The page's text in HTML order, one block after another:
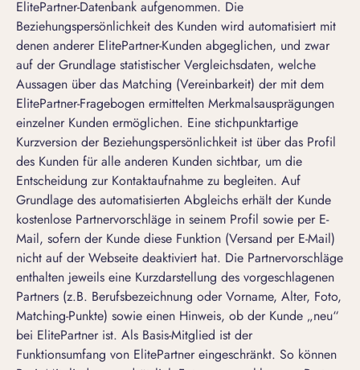
ElitePartner-Datenbank aufgenommen. Die
Beziehungspersönlichkeit des Kunden wird automatisiert mit
denen anderer ElitePartner-Kunden abgeglichen, und zwar
auf der Grundlage statistischer Vergleichsdaten, welche
Aussagen über das Matching (Vereinbarkeit) der mit dem
ElitePartner-Fragebogen ermittelten Merkmalsausprägungen
einzelner Kunden ermöglichen. Eine stichpunktartige
Kurzversion der Beziehungspersönlichkeit ist über das Profil
des Kunden für alle anderen Kunden sichtbar, um die
Entscheidung zur Kontaktaufnahme zu begleiten. Auf
Grundlage des automatisierten Abgleichs erhält der Kunde
kostenlose Partnervorschläge in seinem Profil sowie per E-
Mail, sofern der Kunde diese Funktion (Versand per E-Mail)
nicht auf der Webseite deaktiviert hat. Die Partnervorschläge
enthalten jeweils eine Kurzdarstellung des vorgeschlagenen
Partners (z.B. Berufsbezeichnung oder Vorname, Alter, Foto,
Matching-Punkte) sowie einen Hinweis, ob der Kunde „neu“
bei ElitePartner ist. Als Basis-Mitglied ist der
Funktionsumfang von ElitePartner eingeschränkt. So können